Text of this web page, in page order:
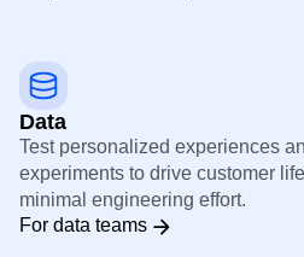
Data
Test personalized experiences
experiments to drive customer
minimal engineering effort.
For data teams